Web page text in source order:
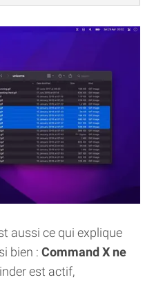
aussi ce qui explique
bien : Command X ne
est actif,